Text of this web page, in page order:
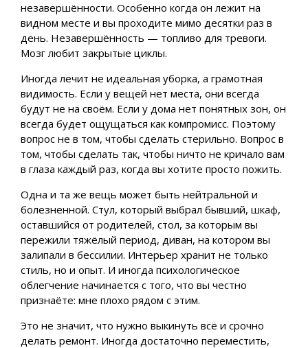
незавершённости. Особенно когда он лежит на
видном месте и вы проходите мимо десятки раз в
день. Незавершённость — топливо для тревоги.
Мозг любит закрытые циклы.
Иногда лечит не идеальная уборка, а грамотная
видимость. Если у вещей нет места, они всегда
будут не на своём. Если у дома нет понятных зон, он
всегда будет ощущаться как компромисс. Поэтому
вопрос не в том, чтобы сделать стерильно. Вопрос в
том, чтобы сделать так, чтобы ничто не кричало вам
в глаза каждый раз, когда вы хотите просто пожить.
Одна и та же вещь может быть нейтральной и
болезненной. Стул, который выбрал бывший, шкаф,
оставшийся от родителей, стол, за которым вы
пережили тяжёлый период, диван, на котором вы
залипали в бессилии. Интерьер хранит не только
стиль, но и опыт. И иногда психологическое
облегчение начинается с того, что вы честно
признаёте: мне плохо рядом с этим.
Это не значит, что нужно выкинуть всё и срочно
делать ремонт. Иногда достаточно переместить,